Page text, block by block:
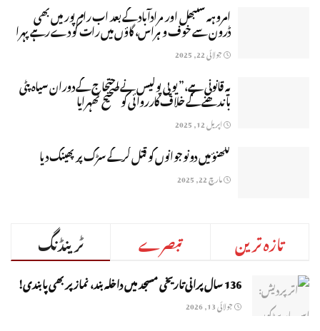
امروہہ سنبھل اور مرادآباد کے بعد اب رام پور میں بھی
ڈرون سے خوف و ہراس، گاؤں میں رات کو دے رہے پہرا
جولائی 22, 2025
یہ قانونی ہے،” یوپی پولیس نے احتجاج کے دوران سیاہ پٹی
باندھنے کے خلاف کارروائی کو صحیح ٹھہرایا
اپریل 12, 2025
لکھنؤ میں دونوجوانوں کو قتل کرکے سڑک پر پھینک دیا
مارچ 22, 2025
ٹرینڈنگ تبصرے تازہ ترین
136 سال پرانی تاریخی مسجد میں داخلہ بند، نماز پر بھی پابندی!
جولائی 13, 2026